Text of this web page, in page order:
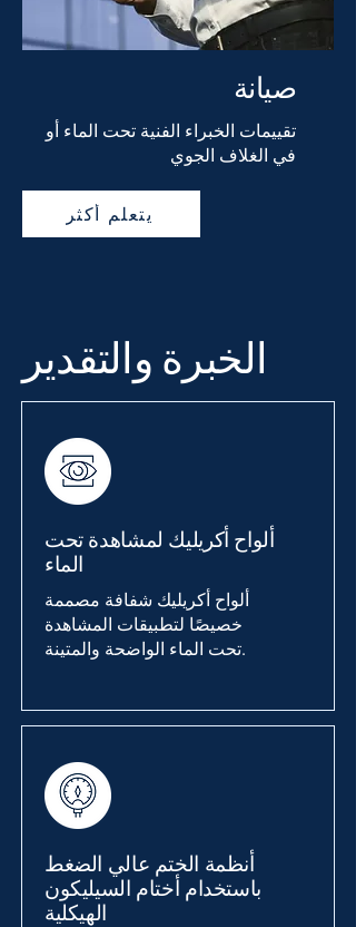
صيانة
تقييمات الخبراء الفنية تحت الماء أو
في الغلاف الجوي
يتعلم أكثر
الخبرة والتقدير
ألواح أكريليك لمشاهدة تحت
الماء
ألواح أكريليك شفافة مصممة
خصيصًا لتطبيقات المشاهدة
تحت الماء الواضحة والمتينة.
أنظمة الختم عالي الضغط
باستخدام أختام السيليكون
الهيكلية